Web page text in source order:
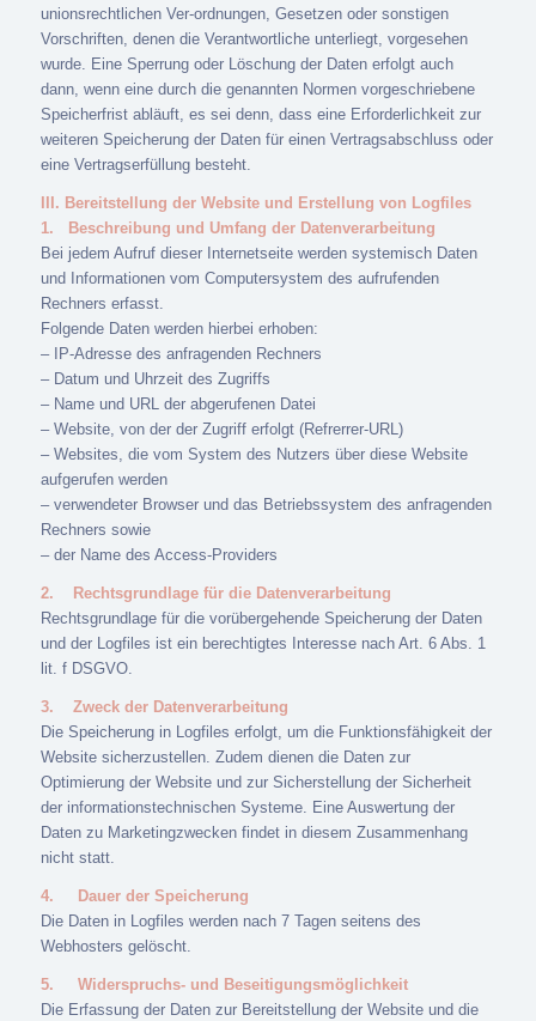
unionsrechtlichen Ver-ordnungen, Gesetzen oder sonstigen
Vorschriften, denen die Verantwortliche unterliegt, vorgesehen
wurde. Eine Sperrung oder Löschung der Daten erfolgt auch
dann, wenn eine durch die genannten Normen vorgeschriebene
Speicherfrist abläuft, es sei denn, dass eine Erforderlichkeit zur
weiteren Speicherung der Daten für einen Vertragsabschluss oder
eine Vertragserfüllung besteht.
III. Bereitstellung der Website und Erstellung von Logfiles
1.
Beschreibung und Umfang der Datenverarbeitung
Bei jedem Aufruf dieser Internetseite werden systemisch Daten
und Informationen vom Computersystem des aufrufenden
Rechners erfasst.
Folgende Daten werden hierbei erhoben:
– IP-Adresse des anfragenden Rechners
– Datum und Uhrzeit des Zugriffs
– Name und URL der abgerufenen Datei
– Website, von der der Zugriff erfolgt (Refrerrer-URL)
– Websites, die vom System des Nutzers über diese Website
aufgerufen werden
– verwendeter Browser und das Betriebssystem des anfragenden
Rechners sowie
– der Name des Access-Providers
2.
Rechtsgrundlage für die Datenverarbeitung
Rechtsgrundlage für die vorübergehende Speicherung der Daten
und der Logfiles ist ein berechtigtes Interesse nach Art. 6 Abs. 1
lit. f DSGVO.
3.
Zweck der Datenverarbeitung
Die Speicherung in Logfiles erfolgt, um die Funktionsfähigkeit der
Website sicherzustellen. Zudem dienen die Daten zur
Optimierung der Website und zur Sicherstellung der Sicherheit
der informationstechnischen Systeme. Eine Auswertung der
Daten zu Marketingzwecken findet in diesem Zusammenhang
nicht statt.
4.
Dauer der Speicherung
Die Daten in Logfiles werden nach 7 Tagen seitens des
Webhosters gelöscht.
5.
Widerspruchs- und Beseitigungsmöglichkeit
Die Erfassung der Daten zur Bereitstellung der Website und die